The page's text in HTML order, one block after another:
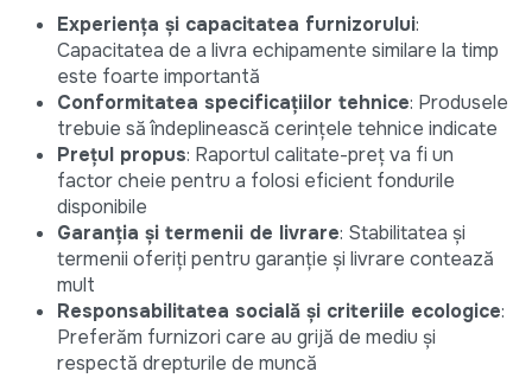
Experiența și capacitatea furnizorului:
Capacitatea de a livra echipamente similare la timp
este foarte importantă
Conformitatea specificațiilor tehnice: Produsele
trebuie să îndeplinească cerințele tehnice indicate
Prețul propus: Raportul calitate-preț va fi un
factor cheie pentru a folosi eficient fondurile
disponibile
Garanția și termenii de livrare: Stabilitatea și
termenii oferiți pentru garanție și livrare contează
mult
Responsabilitatea socială și criteriile ecologice:
Preferăm furnizori care au grijă de mediu și
respectă drepturile de muncă